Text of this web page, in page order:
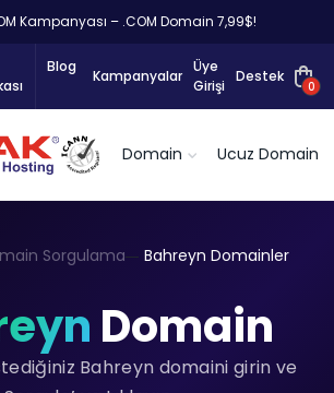
Kampanyası – .COM Domain 7,99$!
Blog
Kampanyalar
Üye
Girişi
Destek
0
Domain Ucuz Domain
Sorgulama Bahreyn Domainler
Domain
Bahreyn domaini girin ve